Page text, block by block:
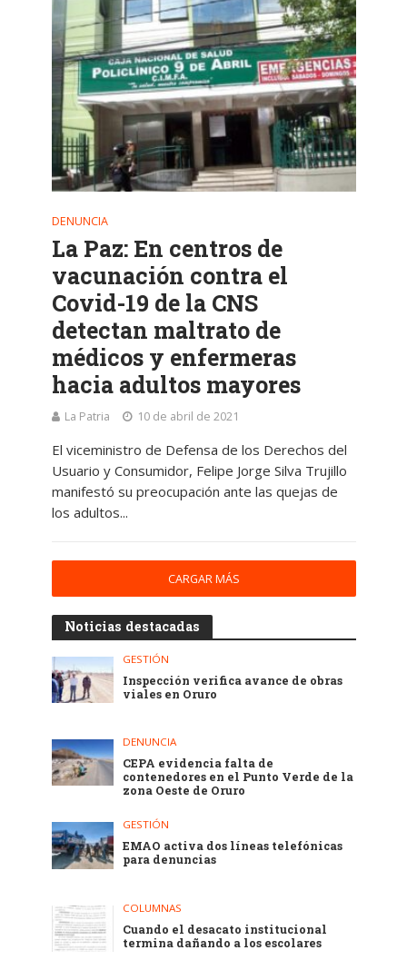
DENUNCIA
La Paz: En centros de
vacunación contra el
Covid-19 de la CNS
detectan maltrato de
médicos y enfermeras
hacia adultos mayores
La Patria 10 de abril de 2021
El viceministro de Defensa de los Derechos del
Usuario y Consumidor, Felipe Jorge Silva Trujillo
manifestó su preocupación ante las quejas de
los adultos...
CARGAR MÁS
Noticias destacadas
GESTIÓN
Inspección verifica avance de obras
viales en Oruro
DENUNCIA
CEPA evidencia falta de
contenedores en el Punto Verde de la
zona Oeste de Oruro
GESTIÓN
EMAO activa dos líneas telefónicas
para denuncias
COLUMNAS
Cuando el desacato institucional
termina dañando a los escolares